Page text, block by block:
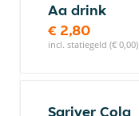
Aa drink
€ 2,80
incl. statiegeld (€ 0,00)
Sariyer Cola